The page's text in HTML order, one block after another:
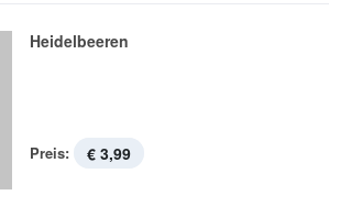
Heidelbeeren
Preis: € 3,99